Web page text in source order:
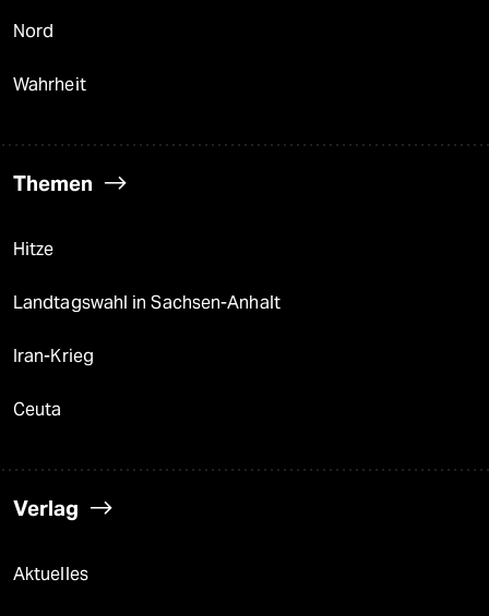
Nord
Wahrheit
Themen
Hitze
Landtagswahl in Sachsen-Anhalt
Iran-Krieg
Ceuta
Verlag
Aktuelles